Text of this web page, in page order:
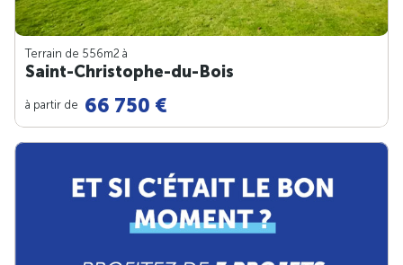
Terrain de 556m2 à
Saint-Christophe-du-Bois
à partir de 66 750 €